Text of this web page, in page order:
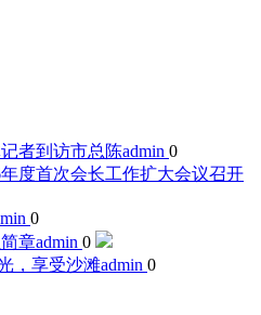
者到访市总陈admin 0
度首次会长工作扩大会议召开
0
章admin 0
，享受沙滩admin 0